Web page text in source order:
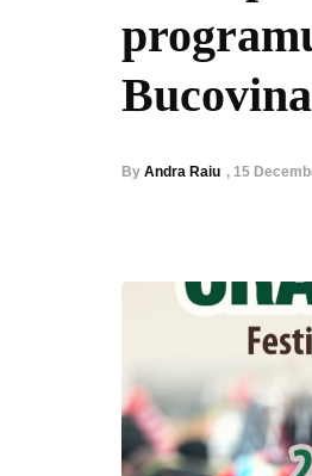
By Andra Raiu , 15